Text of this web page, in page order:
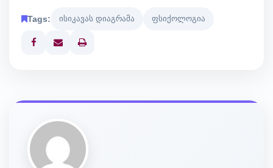
Tags: ისიკავას დიაგრამა ფსიქოლოგია
Print